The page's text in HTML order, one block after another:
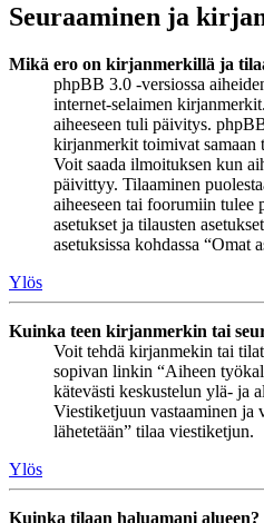
Seuraaminen ja
Mikä ero on kirjanmerkillä ja
phpBB 3.0 -versiossa
internet-selaimen
aiheeseen tuli päivitys.
kirjanmerkit toimivat samaan
Voit saada ilmoituksen kun
päivittyy. Tilaaminen
aiheeseen tai foorumiin tulee
asetukset ja tilausten
asetuksissa kohdassa “Omat
Ylös
Kuinka teen kirjanmerkin tai
Voit tehdä kirjanmekin tai
sopivan linkin “Aiheen
kätevästi keskustelun ylä- ja
Viestiketjuun vastaaminen ja
lähetetään” tilaa viestiketjun.
Ylös
Kuinka tilaan haluamani alueen?